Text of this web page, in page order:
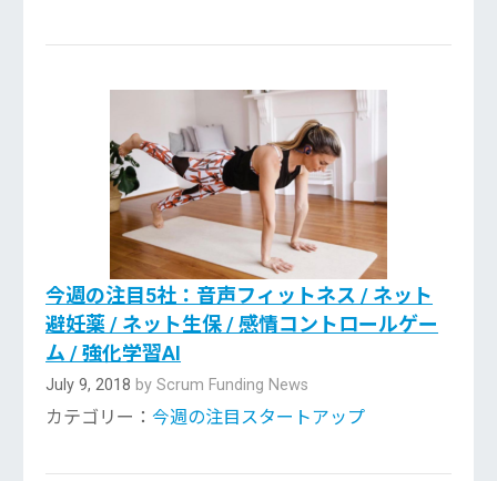
今週の注目5社：音声フィットネス / ネット
避妊薬 / ネット生保 / 感情コントロールゲー
ム / 強化学習AI
July 9, 2018 by Scrum Funding News
カテゴリー：今週の注目スタートアップ